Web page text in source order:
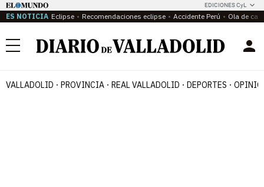
EDICIONES CyL
ES NOTICIA Eclipse Recomendaciones eclipse Accidente Perú Ola de
Menú
VALLADOLID PROVINCIA REAL VALLADOLID DEPORTES